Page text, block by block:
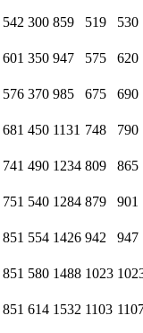
542 300 859 519 530
601 350 947 575 620
576 370 985 675 690
681 450 1131 748 790
741 490 1234 809 865
751 540 1284 879 901
851 554 1426 942 947
851 580 1488 1023
851 614 1532 1103